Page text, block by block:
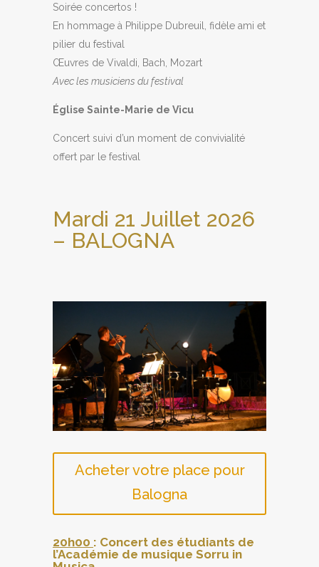
Soirée concertos !
En hommage à Philippe Dubreuil, fidèle ami et
pilier du festival
Œuvres de Vivaldi, Bach, Mozart
Avec les musiciens du festival
Église Sainte-Marie de Vicu
Concert suivi d’un moment de convivialité
offert par le festival
Mardi 21 Juillet 2026
– BALOGNA
Acheter votre place pour
Balogna
20h00 : Concert des étudiants de
l’Académie de musique Sorru in